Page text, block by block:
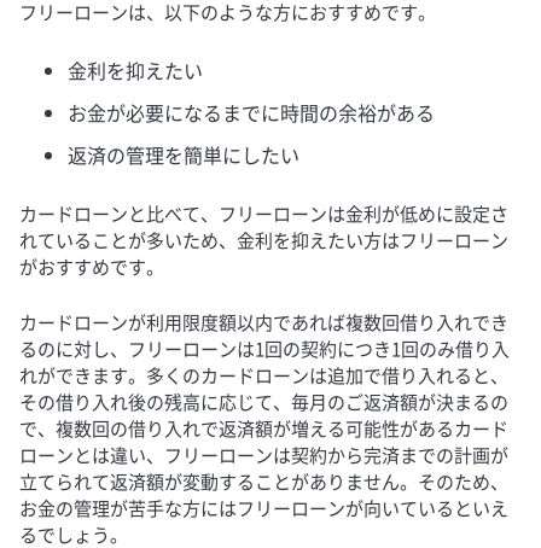
フリーローンは、以下のような方におすすめです。
金利を抑えたい
お金が必要になるまでに時間の余裕がある
返済の管理を簡単にしたい
カードローンと比べて、フリーローンは金利が低めに設定さ
れていることが多いため、金利を抑えたい方はフリーローン
がおすすめです。
カードローンが利用限度額以内であれば複数回借り入れでき
るのに対し、フリーローンは1回の契約につき1回のみ借り入
れができます。多くのカードローンは追加で借り入れると、
その借り入れ後の残高に応じて、毎月のご返済額が決まるの
で、複数回の借り入れで返済額が増える可能性があるカード
ローンとは違い、フリーローンは契約から完済までの計画が
立てられて返済額が変動することがありません。そのため、
お金の管理が苦手な方にはフリーローンが向いているといえ
るでしょう。